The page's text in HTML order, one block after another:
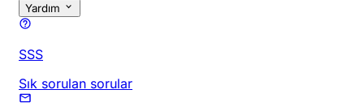
Yardım
SSS
Sık sorulan sorular